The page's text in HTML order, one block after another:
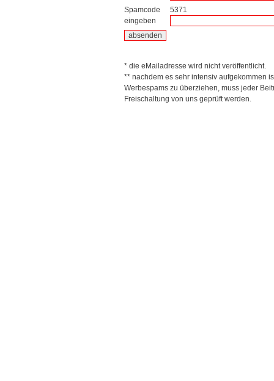
Spamcode
eingeben
5371
* die eMailadresse wird nicht veröffentlicht.
** nachdem es sehr intensiv aufgekommen
Werbespams zu überziehen, muss jeder
Freischaltung von uns geprüft werden.